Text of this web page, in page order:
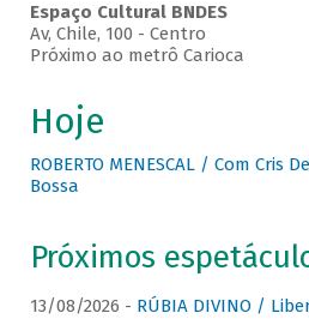
Espaço Cultural BNDES
Av, Chile, 100 - Centro
Próximo ao metrô Carioca
Hoje
ROBERTO MENESCAL / Com Cris
Bossa
Próximos
13/08/2026 - RÚBIA DIVINO /